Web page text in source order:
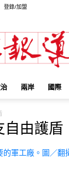
登錄/加盟
獨
家
報
兩岸 國際
自由護盾